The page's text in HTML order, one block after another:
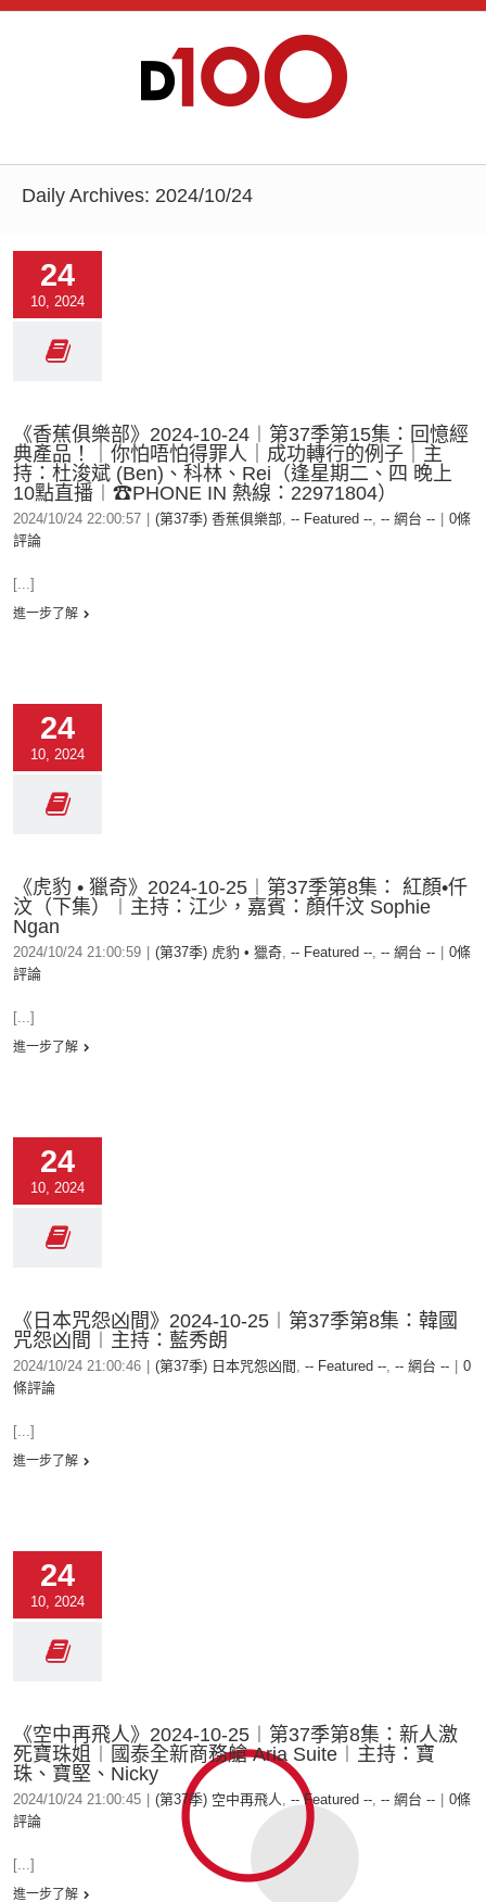
Daily Archives: 2024/10/24
24
10, 2024
《香蕉俱樂部》2024-10-24︱第37季第15集：回憶經
典產品！｜你怕唔怕得罪人｜成功轉行的例子｜主
持：杜浚斌 (Ben)、科林、Rei（逢星期二、四 晚上
10點直播︱☎PHONE IN 熱線：22971804）
2024/10/24 22:00:57 (第37季) 香蕉俱樂部, -- Featured --, -- 網台 --
0條
評論
[...]
進一步了解
24
10, 2024
《虎豹 • 獵奇》2024-10-25︱第37季第8集： 紅顏•仟
汶（下集）︱主持：江少，嘉賓：顏仟汶 Sophie
Ngan
2024/10/24 21:00:59 (第37季) 虎豹 • 獵奇, -- Featured --, -- 網台 --
0條
評論
[...]
進一步了解
24
10, 2024
《日本咒怨凶間》2024-10-25︱第37季第8集：韓國
咒怨凶間︱主持：藍秀朗
2024/10/24 21:00:46 (第37季) 日本咒怨凶間 , -- Featured --, -- 網台 --
0
條評論
[...]
進一步了解
24
10, 2024
《空中再飛人》2024-10-25︱第37季第8集：新人激
死寶珠姐︱國泰全新商務艙 Aria Suite︱主持：寶
珠、寶堅、Nicky
2024/10/24 21:00:45 (第37季) 空中再飛人, -- Featured --, -- 網台 --
0條
評論
[...]
進一步了解